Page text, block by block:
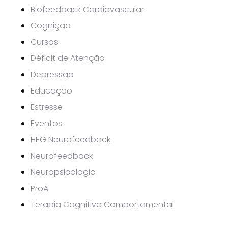
Biofeedback Cardiovascular
Cognição
Cursos
Déficit de Atenção
Depressão
Educação
Estresse
Eventos
HEG Neurofeedback
Neurofeedback
Neuropsicologia
ProA
Terapia Cognitivo Comportamental